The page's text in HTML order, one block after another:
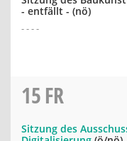
- entfällt - (nö)
- - - -
15FR
Sitzung des